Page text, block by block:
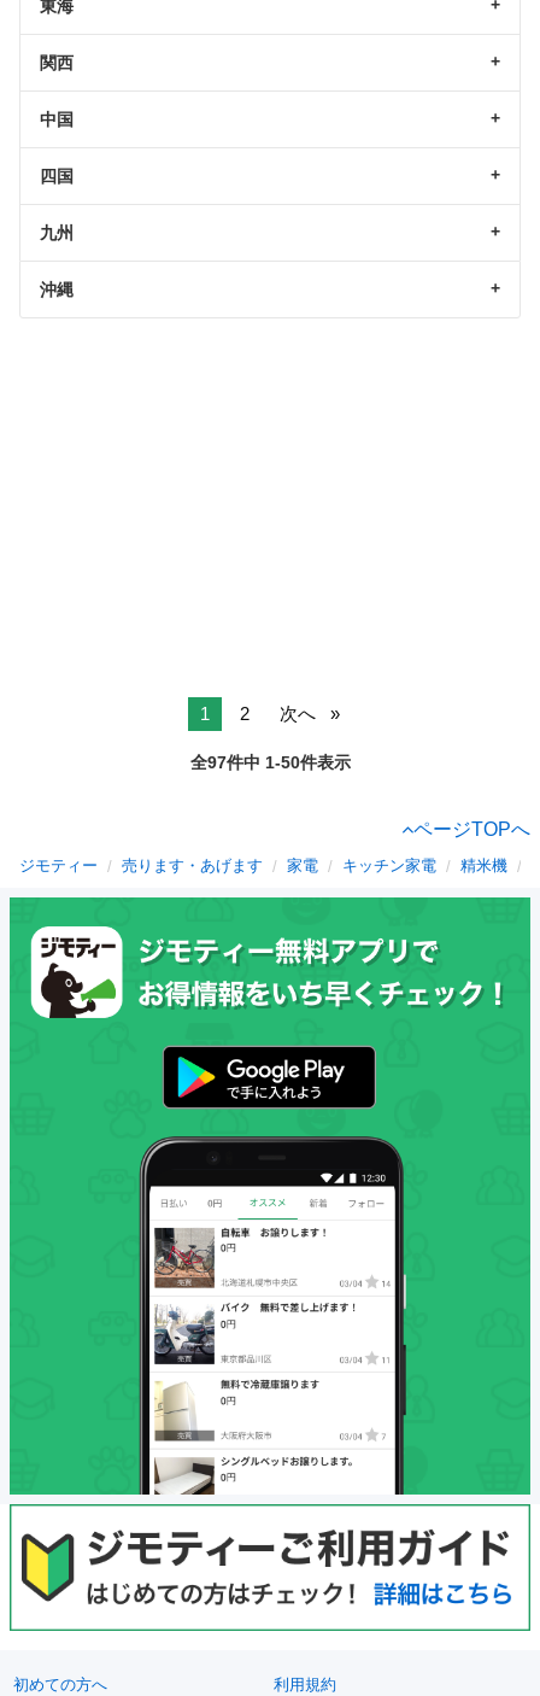
東海
関西
中国
四国
九州
沖縄
1 2 次へ
全97件中 1-50件表示
ページTOPへ
ジモティー 売ります・あげます 家電 キッチン家電 精米機
初めての方へ 利用規約